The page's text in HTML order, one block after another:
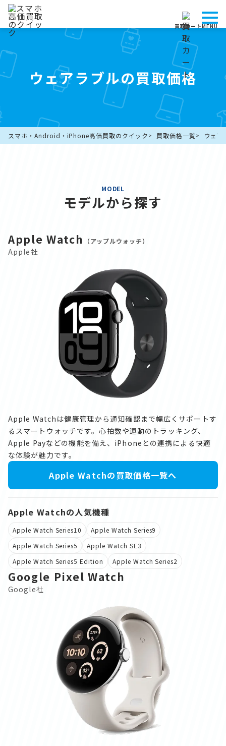
買取カートMENU
ウェアラブルの買取価格
スマホ・Android・iPhone高価買取のクイック 買取価格一覧 ウェア
MODEL
モデルから探す
Apple Watch （アップルウォッチ）
Apple社
Apple Watchは健康管理から通知確認まで幅広くサポートす
るスマートウォッチです。心拍数や運動のトラッキング、
Apple Payなどの機能を備え、iPhoneとの連携による快適
な体験が魅力です。
Apple Watchの買取価格一覧へ
Apple Watchの人気機種
Apple Watch Series10
Apple Watch Series9
Apple Watch Series5
Apple Watch SE3
Apple Watch Series5 Edition
Apple Watch Series2
Google Pixel Watch
Google社